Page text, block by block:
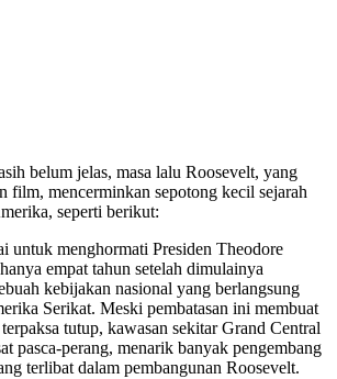
belum jelas, masa lalu Roosevelt, yang
film, mencerminkan sepotong kecil sejarah
seperti berikut:
untuk menghormati Presiden Theodore
empat tahun setelah dimulainya
kebijakan nasional yang berlangsung
Serikat. Meski pembatasan ini membuat
tutup, kawasan sekitar Grand Central
pasca-perang, menarik banyak pengembang
terlibat dalam pembangunan Roosevelt.